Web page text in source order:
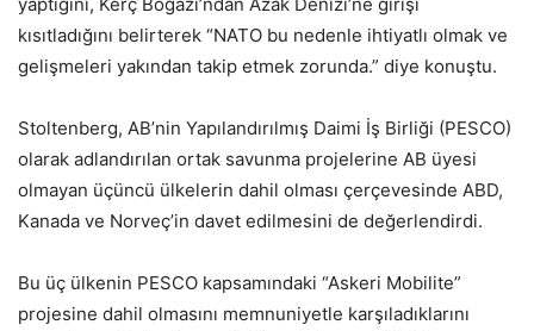
kısıtladığını belirterek “NATO bu nedenle ihtiyatlı olmak ve
gelişmeleri yakından takip etmek zorunda.” diye konuştu.
Stoltenberg, AB’nin Yapılandırılmış Daimi İş Birliği (PESCO)
olarak adlandırılan ortak savunma projelerine AB üyesi
olmayan üçüncü ülkelerin dahil olması çerçevesinde ABD,
Kanada ve Norveç’in davet edilmesini de değerlendirdi.
Bu üç ülkenin PESCO kapsamındaki “Askeri Mobilite”
projesine dahil olmasını memnuniyetle karşıladıklarını